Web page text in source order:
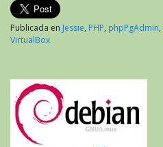
Publicada en Jessie, PHP, phpPgAdmin,
VirtualBox